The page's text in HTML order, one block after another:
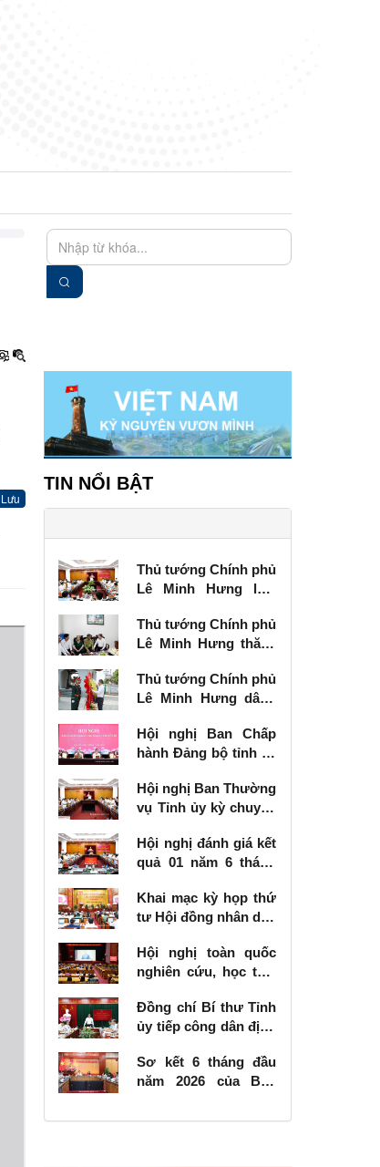
Lưu
TIN NỔI BẬT
Thủ tướng Chính phủ
Lê Minh Hưng làm
vụ Tỉnh ủy Lạng Sơn
Thủ tướng Chính phủ
Lê Minh Hưng thăm,
binh tại Lạng Sơn
Thủ tướng Chính phủ
Lê Minh Hưng dâng
các Anh hùng liệt sĩ
tại Lạng Sơn
Hội nghị Ban Chấp
hành Đảng bộ tỉnh kỳ
Hội nghị Ban Thường
vụ Tỉnh ủy kỳ chuyên
Hội nghị đánh giá kết
quả 01 năm 6 tháng
số 57-NQ/TW
Khai mạc kỳ họp thứ
tư Hội đồng nhân dân
kỳ 2026 - 2031
Hội nghị toàn quốc
nghiên cứu, học tập,
khai thực hiện Nghị
quyết số 10-NQ/TW
phát triển kinh tế có
vốn đầu tư nước
Đồng chí Bí thư Tỉnh
ủy tiếp công dân định
Sơ kết 6 tháng đầu
năm 2026 của Ban
các công trình, dự án